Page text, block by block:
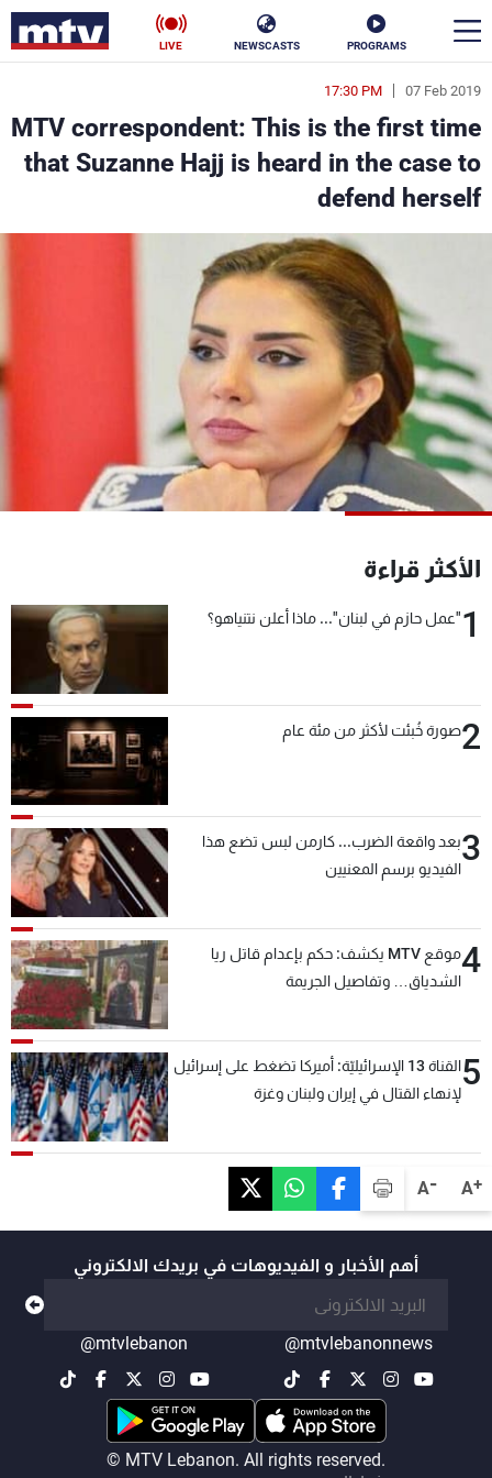
PROGRAMS
NEWSCASTS
LIVE
A+
A-
07 Feb 2019
17:30 PM
MTV correspondent: This is the first time
that Suzanne Hajj is heard in the case to
defend herself
الأكثر قراءة
1"عمل حازم في لبنان"... ماذا أعلن نتنياهو؟
2صورة خُبئت لأكثر من مئة عام
3بعد واقعة الضرب... كارمن لبس تضع هذا
الفيديو برسم المعنيين
4
موقع MTV يكشف: حكم بإعدام قاتل ريا
الشدياق… وتفاصيل الجريمة
5
القناة 13 الإسرائيليّة: أميركا تضغط على إسرائيل
لإنهاء القتال في إيران ولبنان وغزة
أهم الأخبار و الفيديوهات في بريدك الالكتروني
@mtvlebanonnews
@mtvlebanon
© MTV Lebanon. All rights reserved.
en
الأخبار
سياسة
فن
منوعات رياضة
كأس العالم
البرامج
جدول البرامج
شاهد البرامج
عن MTV
الإنـتـاج
وظائف